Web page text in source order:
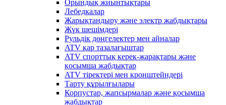
Орындық жиынтықтары
Лебедкалар
Жарықтандыру және электр жабдықтары
Жүк шешімдері
Рульдік дөңгелектер мен айналар
ATV қар тазалағыштар
ATV спорттық керек-жарақтары және
қосымша жабдықтар
ATV тіректері мен кронштейндері
Тарту құрылғылары
Корпустар, жапсырмалар және қосымша
жабдықтар